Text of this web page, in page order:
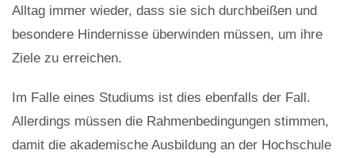
Alltag immer wieder, dass sie sich durchbeißen und
besondere Hindernisse überwinden müssen, um ihre
Ziele zu erreichen.
Im Falle eines Studiums ist dies ebenfalls der Fall.
Allerdings müssen die Rahmenbedingungen stimmen,
damit die akademische Ausbildung an der Hochschule